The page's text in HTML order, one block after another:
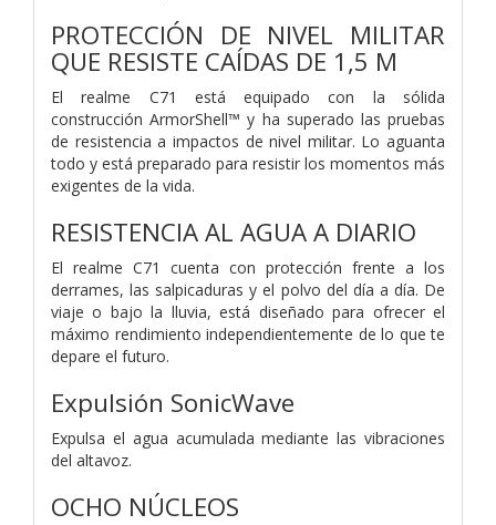
PROTECCIÓN DE NIVEL MILITAR
QUE RESISTE CAÍDAS DE 1,5 M
El realme C71 está equipado con la sólida
construcción ArmorShell™ y ha superado las pruebas
de resistencia a impactos de nivel militar. Lo aguanta
todo y está preparado para resistir los momentos más
exigentes de la vida.
RESISTENCIA AL AGUA A DIARIO
El realme C71 cuenta con protección frente a los
derrames, las salpicaduras y el polvo del día a día. De
viaje o bajo la lluvia, está diseñado para ofrecer el
máximo rendimiento independientemente de lo que te
depare el futuro.
Expulsión SonicWave
Expulsa el agua acumulada mediante las vibraciones
del altavoz.
OCHO NÚCLEOS